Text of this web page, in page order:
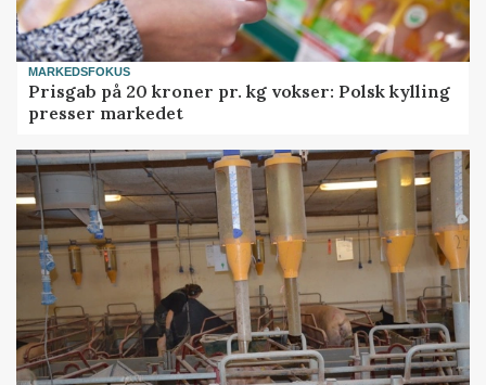
MARKEDSFOKUS
Prisgab på 20 kroner pr. kg vokser: Polsk kylling
presser markedet